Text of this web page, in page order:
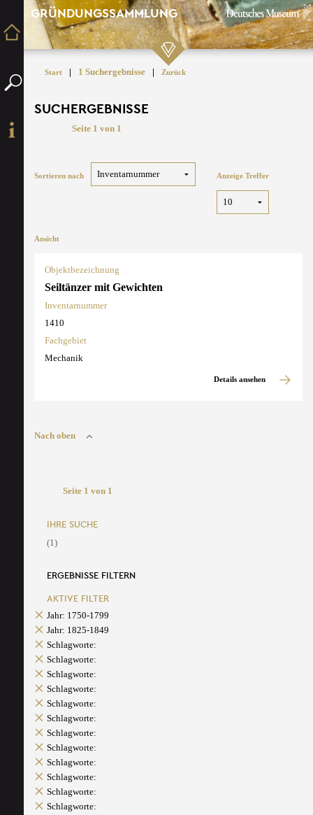
GRÜNDUNGSSAMMLUNG
Start | 1 Suchergebnisse | Zurück
SUCHERGEBNISSE
Seite 1 von 1
Sortieren nach Anzeige Treffer
Ansicht
Objektbezeichnung
Seiltänzer mit Gewichten
Inventarnummer
1410
Fachgebiet
Mechanik
Details ansehen
Nach oben
Seite 1 von 1
IHRE SUCHE
(1)
ERGEBNISSE FILTERN
AKTIVE FILTER
Jahr: 1750-1799
Jahr: 1825-1849
Schlagworte:
Schlagworte:
Schlagworte:
Schlagworte:
Schlagworte:
Schlagworte:
Schlagworte:
Schlagworte:
Schlagworte:
Schlagworte:
Schlagworte:
Schlagworte: